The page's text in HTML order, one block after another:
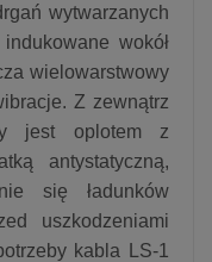
wytwarzanych
wokół
wielowarstwowy
Z zewnątrz
jest oplotem z
antystatyczną,
się ładunków
uszkodzeniami
kabla LS-1